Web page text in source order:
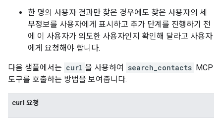
한 명의 사용자 결과만 찾은 경우에도 찾은 사용자의 세
부정보를 사용자에게 표시하고 추가 단계를 진행하기 전
에 이 사용자가 의도한 사용자인지 확인해 달라고 사용자
에게 요청해야 합니다.
다음 샘플에서는 curl 을 사용하여 search_contacts MCP
도구를 호출하는 방법을 보여줍니다.
curl 요청